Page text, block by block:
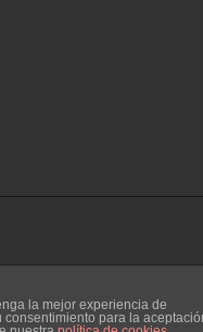
la mejor experiencia de
para la